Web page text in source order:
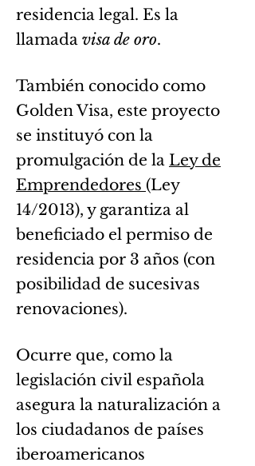
residencia legal. Es la
llamada visa de oro.
También conocido como
Golden Visa, este proyecto
se instituyó con la
promulgación de la Ley de
Emprendedores (Ley
14/2013), y garantiza al
beneficiado el permiso de
residencia por 3 años (con
posibilidad de sucesivas
renovaciones).
Ocurre que, como la
legislación civil española
asegura la naturalización a
los ciudadanos de países
iberoamericanos